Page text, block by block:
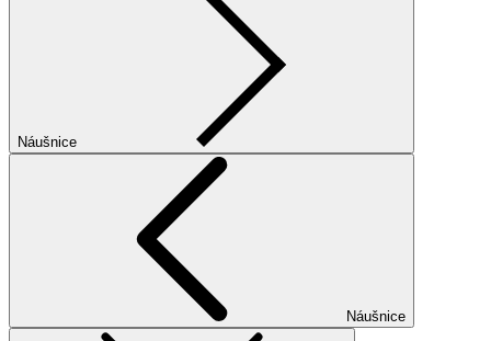
Náušnice
Náušnice